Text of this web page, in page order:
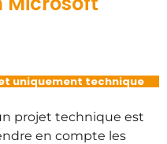
uniquement technique
projet technique est
en compte les